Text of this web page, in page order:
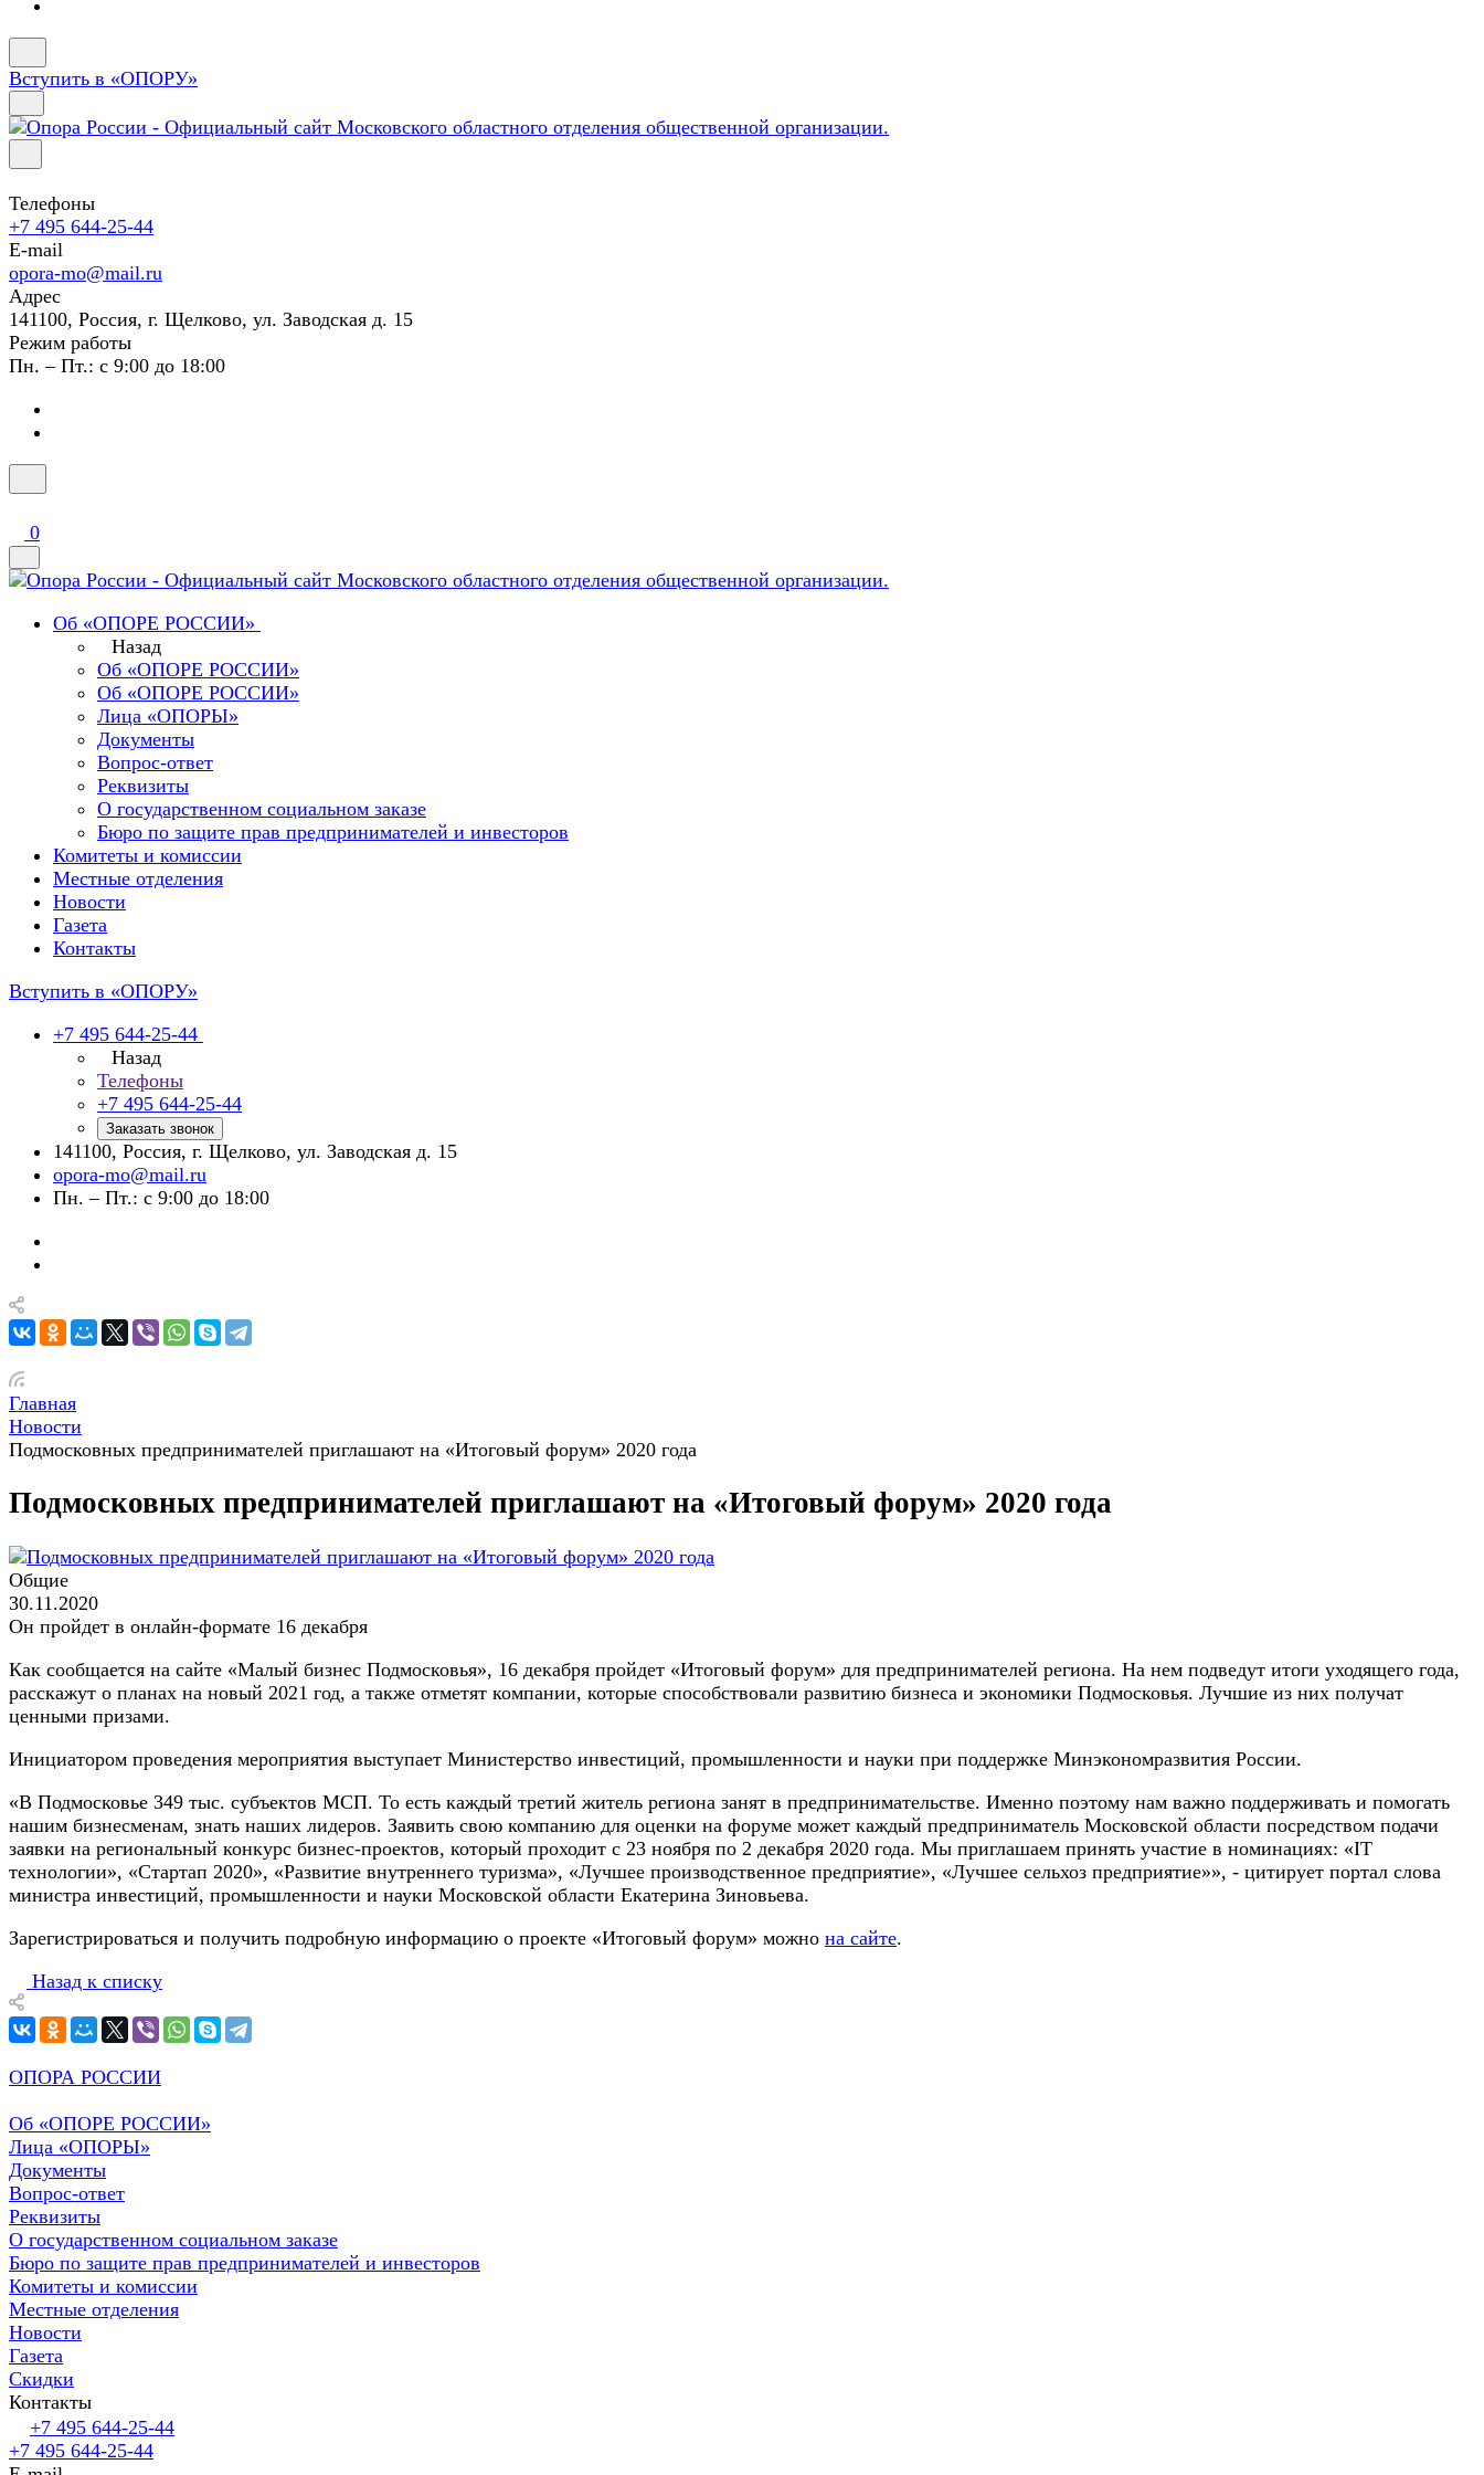
Вступить в «ОПОРУ»
Телефоны
+7 495 644-25-44
E-mail
opora-mo@mail.ru
Адрес
141100, Россия, г. Щелково, ул. Заводская д. 15
Режим работы
Пн. – Пт.: с 9:00 до 18:00
0
Об «ОПОРЕ РОССИИ»
Назад
Об «ОПОРЕ РОССИИ»
Об «ОПОРЕ РОССИИ»
Лица «ОПОРЫ»
Документы
Вопрос-ответ
Реквизиты
О государственном социальном заказе
Бюро по защите прав предпринимателей и инвесторов
Комитеты и комиссии
Местные отделения
Новости
Газета
Контакты
Вступить в «ОПОРУ»
+7 495 644-25-44
Назад
Телефоны
+7 495 644-25-44
Заказать звонок
141100, Россия, г. Щелково, ул. Заводская д. 15
opora-mo@mail.ru
Пн. – Пт.: с 9:00 до 18:00
Главная
Новости
Подмосковных предпринимателей приглашают на «Итоговый форум» 2020 года
Подмосковных предпринимателей приглашают на «Итоговый форум» 2020 года
Общие
30.11.2020
Он пройдет в онлайн-формате 16 декабря
Как сообщается на сайте «Малый бизнес Подмосковья», 16 декабря пройдет «Итоговый форум» для предпринимателей региона. На нем подведут итоги уходящего года,
расскажут о планах на новый 2021 год, а также отметят компании, которые способствовали развитию бизнеса и экономики Подмосковья. Лучшие из них получат
ценными призами.
Инициатором проведения мероприятия выступает Министерство инвестиций, промышленности и науки при поддержке Минэкономразвития России.
«В Подмосковье 349 тыс. субъектов МСП. То есть каждый третий житель региона занят в предпринимательстве. Именно поэтому нам важно поддерживать и помогать
нашим бизнесменам, знать наших лидеров. Заявить свою компанию для оценки на форуме может каждый предприниматель Московской области посредством подачи
заявки на региональный конкурс бизнес-проектов, который проходит с 23 ноября по 2 декабря 2020 года. Мы приглашаем принять участие в номинациях: «IT
технологии», «Стартап 2020», «Развитие внутреннего туризма», «Лучшее производственное предприятие», «Лучшее сельхоз предприятие»», - цитирует портал слова
министра инвестиций, промышленности и науки Московской области Екатерина Зиновьева.
Зарегистрироваться и получить подробную информацию о проекте «Итоговый форум» можно на сайте.
Назад к списку
ОПОРА РОССИИ
Об «ОПОРЕ РОССИИ»
Лица «ОПОРЫ»
Документы
Вопрос-ответ
Реквизиты
О государственном социальном заказе
Бюро по защите прав предпринимателей и инвесторов
Комитеты и комиссии
Местные отделения
Новости
Газета
Скидки
Контакты
+7 495 644-25-44
+7 495 644-25-44